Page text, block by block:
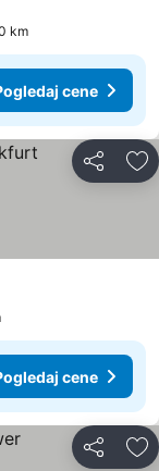
km
cene
Deli
cene
Deli